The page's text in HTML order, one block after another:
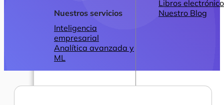
Nuestros servicios
Inteligencia
empresarial
Analítica avanzada y
ML
Libros
Nuestro Blog